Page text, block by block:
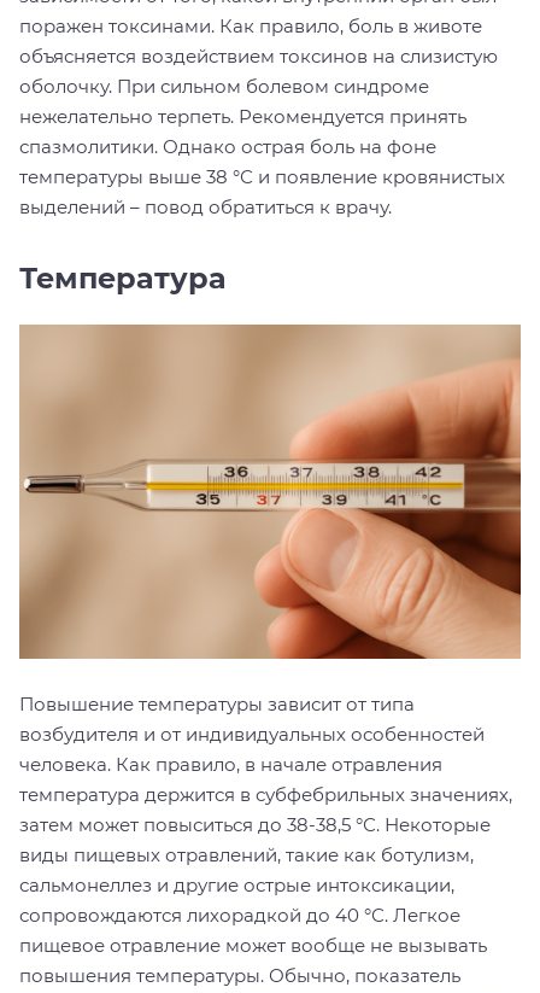
поражен токсинами. Как правило, боль в животе
объясняется воздействием токсинов на слизистую
оболочку. При сильном болевом синдроме
нежелательно терпеть. Рекомендуется принять
спазмолитики. Однако острая боль на фоне
температуры выше 38 °С и появление кровянистых
выделений – повод обратиться к врачу.
Температура
Повышение температуры зависит от типа
возбудителя и от индивидуальных особенностей
человека. Как правило, в начале отравления
температура держится в субфебрильных значениях,
затем может повыситься до 38-38,5 °С. Некоторые
виды пищевых отравлений, такие как ботулизм,
сальмонеллез и другие острые интоксикации,
сопровождаются лихорадкой до 40 °С. Легкое
пищевое отравление может вообще не вызывать
повышения температуры. Обычно, показатель